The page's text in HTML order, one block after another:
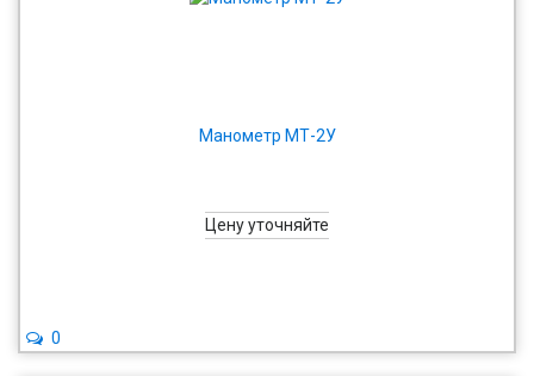
Манометр МТ-2У
Цену уточняйте
0